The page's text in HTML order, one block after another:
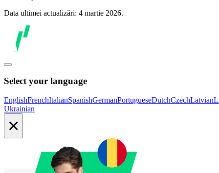
Data ultimei actualizări: 4 martie 2026.
Select your language
EnglishFrenchItalianSpanishGermanPortugueseDutchCzechLatvian
Ukrainian
×